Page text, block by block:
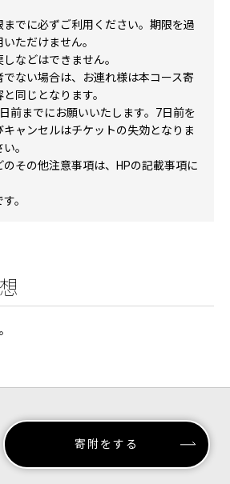
でに必ずご利用ください。期限を過
ただけません。
などはできません。
ない場合は、お連れ様は本コース寄
同じとなります。
前までにお願いいたします。7日前を
ャンセルはチケットの失効となりま
。
その他注意事項は、HPの記載事項に
。
寄附をする